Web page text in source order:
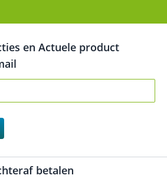
en Actuele product
betalen